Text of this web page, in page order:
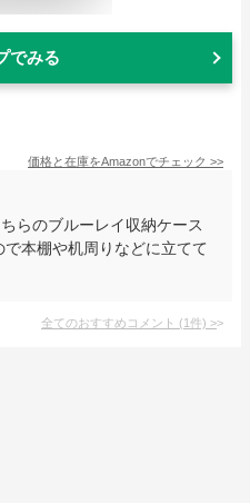
でみる
価格と在庫をAmazonでチェック >>
らのブルーレイ収納ケース
本棚や机周りなどに立てて
全てのおすすめコメント (1件) >